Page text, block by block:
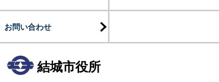
お問い合わせ
結城市役所